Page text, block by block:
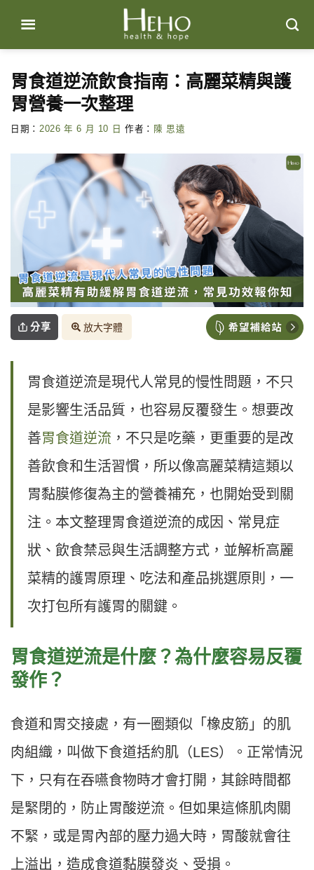
content
胃食道逆流飲食指南：高麗菜精與護
胃營養一次整理
日期： 2026 年 6 月 10 日 作者： 陳 思遠
分享 放大字體
胃食道逆流是現代人常見的慢性問題，不只
是影響生活品質，也容易反覆發生。想要改
善胃食道逆流 ，不只是吃藥，更重要的是改
善飲食和生活習慣，所以像高麗菜精這類以
胃黏膜修復為主的營養補充，也開始受到關
注。本文整理胃食道逆流的成因、常見症
狀、飲食禁忌與生活調整方式，並解析高麗
菜精的護胃原理、吃法和產品挑選原則，一
次打包所有護胃的關鍵。
胃食道逆流是什麼？為什麼容易反覆
發作？
食道和胃交接處，有一圈類似「橡皮筋」的肌
肉組織，叫做下食道括約肌（LES）。正常情況
下，只有在吞嚥食物時才會打開，其餘時間都
是緊閉的，防止胃酸逆流。但如果這條肌肉關
不緊，或是胃內部的壓力過大時，胃酸就會往
上溢出，造成食道黏膜發炎、受損。